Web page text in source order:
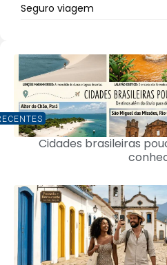
Seguro viagem
Cidades brasileiras